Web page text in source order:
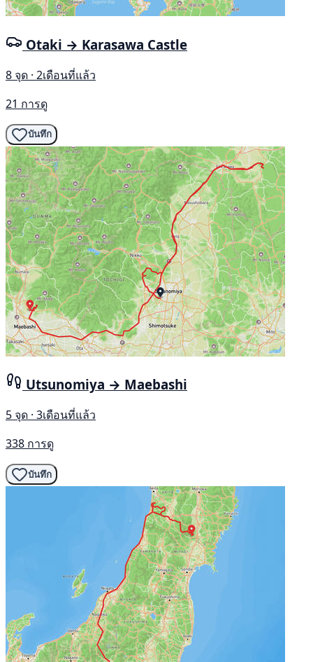
Otaki → Karasawa Castle
8 จุด · 2เดือนที่แล้ว
21 การดู
บันทึก
Utsunomiya → Maebashi
5 จุด · 3เดือนที่แล้ว
338 การดู
บันทึก